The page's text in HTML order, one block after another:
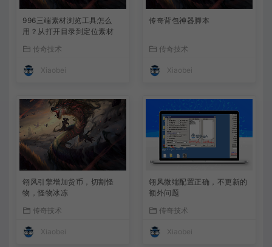
996三端素材浏览工具怎么
用？从打开目录到定位素材
传奇技术
Xiaobei
传奇背包神器脚本
传奇技术
Xiaobei
翎风引擎增加货币，切割怪
物，怪物冰冻
传奇技术
Xiaobei
翎风微端配置正确，不更新的
额外问题
传奇技术
Xiaobei